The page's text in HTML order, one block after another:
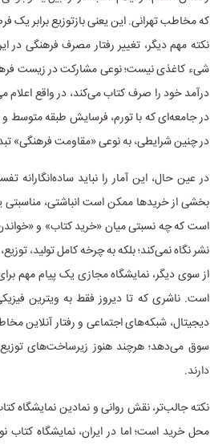
که مخاطب تهرانی. این یعنی بازتوزیع برابر یک
نکته مهم دیگر، تغییر رفتار مصرف فرهنگی
شیء کاغذی نیست؛ نوعی مشارکت در زیست
درآمد خود را صرف کتاب می‌کند، در واقع
در جامعه‌ای که با تورم، فرسایش طبقه متوسط و
در چنین شرایطی، به نوعی «مقاومت فرهنگی»
در عین حال، این آمار را نباید ساده‌انگارانه
بخشی از خریدها ممکن است انباشتی،
است که چه نسبتی میان «خرید کتاب» و
نشر نگاه نمی‌کند؛ بلکه به چرخه کامل تولید،
از سوی دیگر، نمایشگاه مجازی یک پیام مهم
است. ناشری که تا دیروز فقط به ویترین
دیجیتال، شبکه‌های اجتماعی و رفتار آنلاین
سوق می‌دهد؛ هرچند هنوز زیرساخت‌های
دارند.
نکته جالب‌تر، نقش روانی و نمادین نمایشگاه
محل خرید است؛ اما در ایران، نمایشگاه